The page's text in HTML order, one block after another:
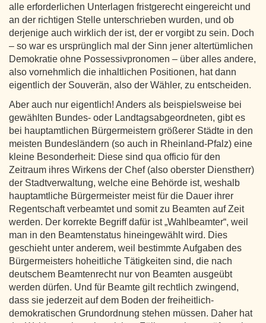
alle erforderlichen Unterlagen fristgerecht eingereicht und
an der richtigen Stelle unterschrieben wurden, und ob
derjenige auch wirklich der ist, der er vorgibt zu sein. Doch
– so war es ursprünglich mal der Sinn jener altertümlichen
Demokratie ohne Possessivpronomen – über alles andere,
also vornehmlich die inhaltlichen Positionen, hat dann
eigentlich der Souverän, also der Wähler, zu entscheiden.
Aber auch nur eigentlich! Anders als beispielsweise bei
gewählten Bundes- oder Landtagsabgeordneten, gibt es
bei hauptamtlichen Bürgermeistern größerer Städte in den
meisten Bundesländern (so auch in Rheinland-Pfalz) eine
kleine Besonderheit: Diese sind qua officio für den
Zeitraum ihres Wirkens der Chef (also oberster Dienstherr)
der Stadtverwaltung, welche eine Behörde ist, weshalb
hauptamtliche Bürgermeister meist für die Dauer ihrer
Regentschaft verbeamtet und somit zu Beamten auf Zeit
werden. Der korrekte Begriff dafür ist „Wahlbeamter“, weil
man in den Beamtenstatus hineingewählt wird. Dies
geschieht unter anderem, weil bestimmte Aufgaben des
Bürgermeisters hoheitliche Tätigkeiten sind, die nach
deutschem Beamtenrecht nur von Beamten ausgeübt
werden dürfen. Und für Beamte gilt rechtlich zwingend,
dass sie jederzeit auf dem Boden der freiheitlich-
demokratischen Grundordnung stehen müssen. Daher hat